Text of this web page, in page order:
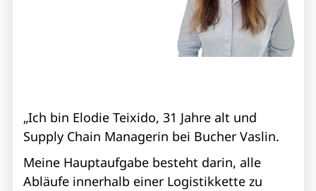
„Ich bin Elodie Teixido, 31 Jahre alt und
Supply Chain Managerin bei Bucher Vaslin.
Meine Hauptaufgabe besteht darin, alle
Abläufe innerhalb einer Logistikkette zu